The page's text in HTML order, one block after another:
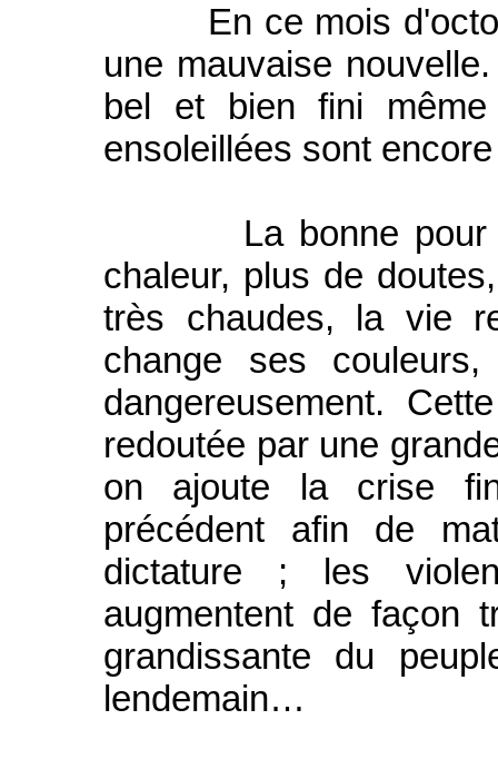
En ce mois
une mauvaise
bel et bien fini
ensoleillées sont
La bonne pour
chaleur, plus de
très chaudes, la vie
change ses
dangereusement.
redoutée par une
on ajoute la crise
précédent afin de
dictature ; les
augmentent de façon
grandissante du
lendemain…